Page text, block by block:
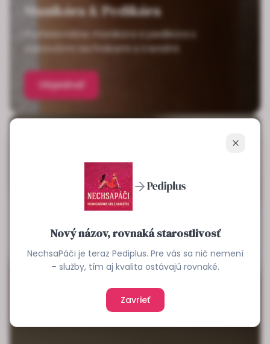
Zavrieť
Nový názov, rovnaká starostlivosť
NechsaPáči je teraz Pediplus. Pre vás sa nič nemení
– služby, tím aj kvalita ostávajú rovnaké.
Zavrieť
Manikúra & Pedikúra
Profesionálne manikúra a pedikúra s
najnovšími technikami a trendmi
Objednať